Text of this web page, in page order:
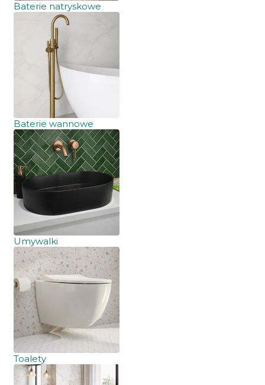
Baterie natryskowe
Baterie wannowe
Umywalki
Toalety